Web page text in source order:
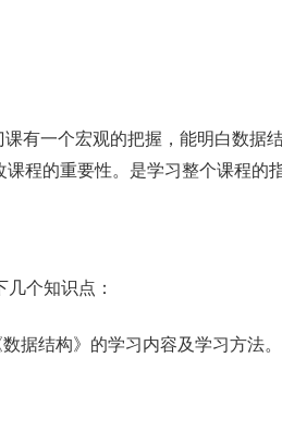
有一个宏观的把握，能明白数据
程的重要性。是学习整个课程的指
个知识点：
据结构》的学习内容及学习方法。